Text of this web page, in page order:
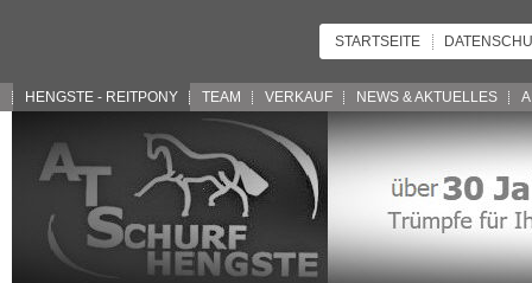
STARTSEITE
HENGSTE - REITPONY TEAM VERKAUF NEWS & AKTUELLES